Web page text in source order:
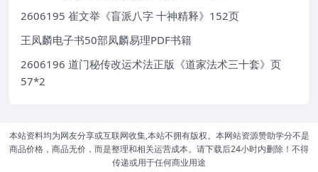
2606195 崔文举《盲派八字 十神精释》152页
王凤麟电子书50部凤麟易理PDF书籍
2606196 道门秘传改运术法正版《道家法术三十套》页
57*2
本站资料均为网友分享或互联网收集,本站不拥有版权。本网站资源赞助学分不是
商品价格，商品无价，而是整理和相关运营成本。请下载后24小时内删除！不得
传递或用于任何商业用途